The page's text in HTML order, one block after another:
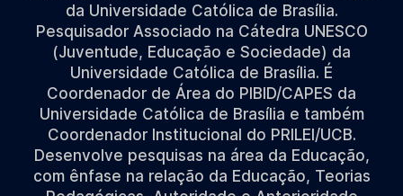
da Universidade Católica de Brasília.
Pesquisador Associado na Cátedra UNESCO
(Juventude, Educação e Sociedade) da
Universidade Católica de Brasília. É
Coordenador de Área do PIBID/CAPES da
Universidade Católica de Brasília e também
Coordenador Institucional do PRILEI/UCB.
Desenvolve pesquisas na área da Educação,
com ênfase na relação da Educação, Teorias